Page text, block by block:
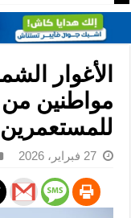
الأغوار
مواطنين
للمستعمرين
27 فبراير، 2026